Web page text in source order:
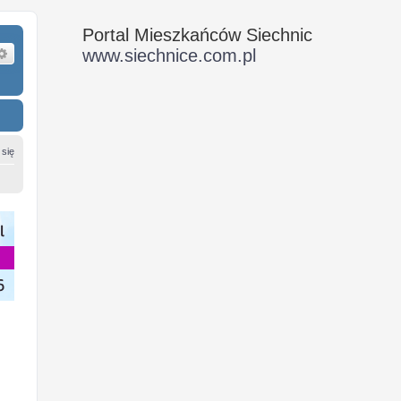
Wyszukiwanie zaawansowane
się
Portal Mieszkańców Siechnic
www.siechnice.com.pl